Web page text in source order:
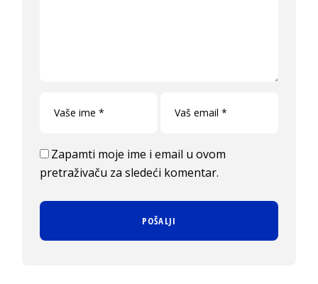
Zapamti moje ime i email u ovom
pretraživaču za sledeći komentar.